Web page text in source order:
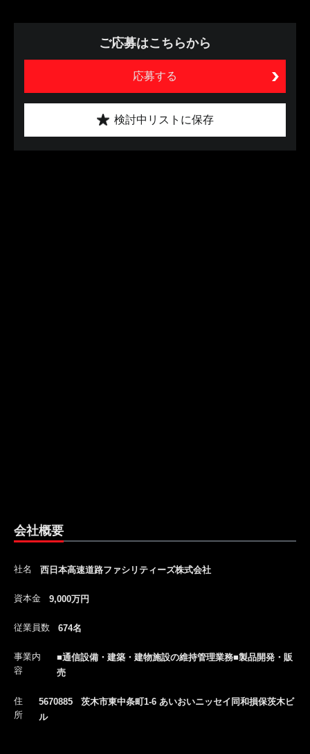
ご応募はこちらから
応募する
検討中リストに保存
会社概要
社名 西日本高速道路ファシリティーズ株式会社
資本金 9,000万円
従業員数 674名
事業内
容
■通信設備・建築・建物施設の維持管理業務■製品開発・販
売
住
所
5670885 茨木市東中条町1-6 あいおいニッセイ同和損保茨木ビ
ル